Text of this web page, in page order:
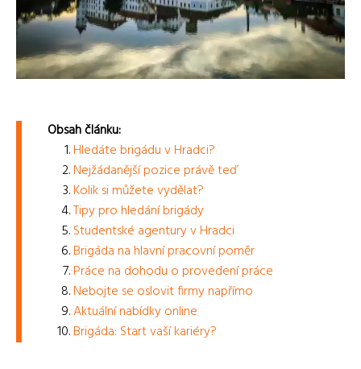
Obsah článku:
Hledáte brigádu v Hradci?
Nejžádanější pozice právě teď
Kolik si můžete vydělat?
Tipy pro hledání brigády
Studentské agentury v Hradci
Brigáda na hlavní pracovní poměr
Práce na dohodu o provedení práce
Nebojte se oslovit firmy napřímo
Aktuální nabídky online
Brigáda: Start vaší kariéry?